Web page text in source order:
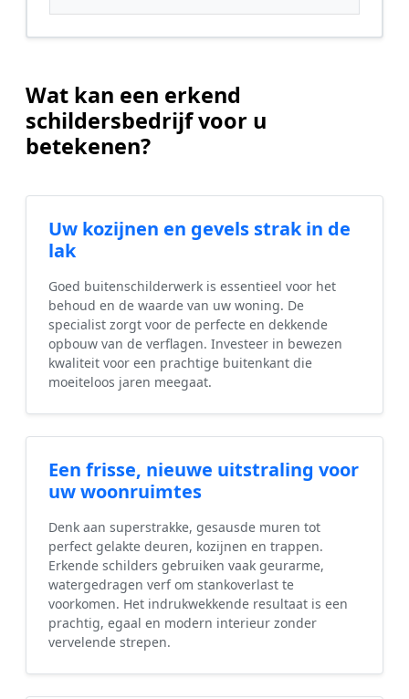
Wat kan een erkend
schildersbedrijf voor u
betekenen?
Uw kozijnen en gevels strak in de
lak
Goed buitenschilderwerk is essentieel voor het
behoud en de waarde van uw woning. De
specialist zorgt voor de perfecte en dekkende
opbouw van de verflagen. Investeer in bewezen
kwaliteit voor een prachtige buitenkant die
moeiteloos jaren meegaat.
Een frisse, nieuwe uitstraling voor
uw woonruimtes
Denk aan superstrakke, gesausde muren tot
perfect gelakte deuren, kozijnen en trappen.
Erkende schilders gebruiken vaak geurarme,
watergedragen verf om stankoverlast te
voorkomen. Het indrukwekkende resultaat is een
prachtig, egaal en modern interieur zonder
vervelende strepen.